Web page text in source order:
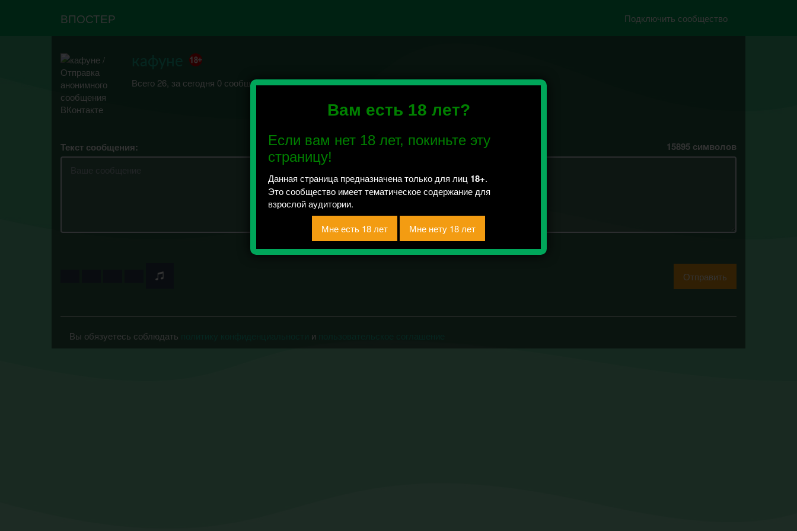
Вам есть 18 лет?
Если вам нет 18 лет, покиньте эту
страницу!
Данная страница предназначена только для лиц 18+.
Это сообщество имеет тематическое содержание для
взрослой аудитории.
ВПОСТЕР Подключить сообщество
Всего 26, за сегодня 0 сообщений отправлено / Рейтинг 0
Текст сообщения: 15895 символов
Отправить
Вы обязуетесь соблюдать и